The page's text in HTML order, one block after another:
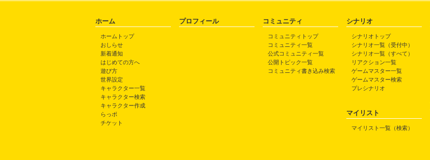
ホーム
ホームトップ
おしらせ
新着通知
はじめての方へ
遊び方
世界設定
キャラクター一覧
キャラクター検索
キャラクター作成
らっポ
チケット
プロフィール コミュニティ
コミュニティトップ
コミュニティ一覧
公式コミュニティ一覧
公開トピック一覧
コミュニティ書き込み検索
シナリオ
シナリオトップ
シナリオ一覧（受付中）
シナリオ一覧（すべて）
リアクション一覧
ゲームマスター一覧
ゲームマスター検索
プレシナリオ
マイリスト
マイリスト一覧（検索）